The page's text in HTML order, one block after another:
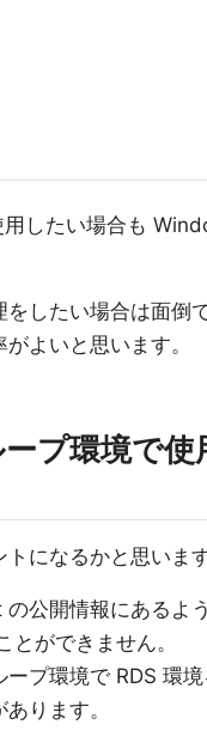
したい場合も
をしたい場合は面倒
よいと思います。
プ環境で
になるかと思います
公開情報にあるよ
とができません。
ープ環境で RDS 環
ります。